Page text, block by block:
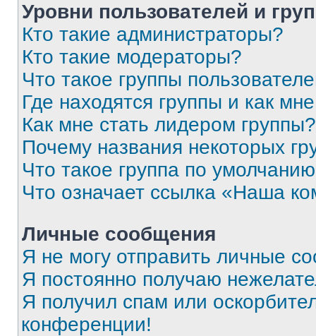
Уровни пользователей и
Кто такие администраторы?
Кто такие модераторы?
Что такое группы
Где находятся группы и как
Как мне стать лидером группы?
Почему названия некоторых
Что такое группа по
Что означает ссылка «Наша
Личные сообщения
Я не могу отправить личные
Я постоянно получаю
Я получил спам или
конференции!